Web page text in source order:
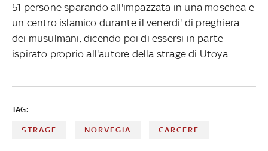
51 persone sparando all'impazzata in una moschea e
un centro islamico durante il venerdi' di preghiera
dei musulmani, dicendo poi di essersi in parte
ispirato proprio all'autore della strage di Utoya.
TAG:
STRAGE NORVEGIA CARCERE